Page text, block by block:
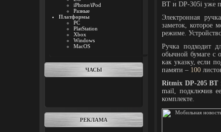
iPhone/iPod
Разные
Платформы
PC
PlatStation
Xbox
Windows
MacOS
ЧАСЫ
РЕКЛАМА
BT и DP-305i уже
Электронная
заметок, которое
режиме.
Ручка подходит
обычной бумаге с
как указку, если
памяти – 100
Ritmix DP-205 BT
mail, подключив
комплекте.